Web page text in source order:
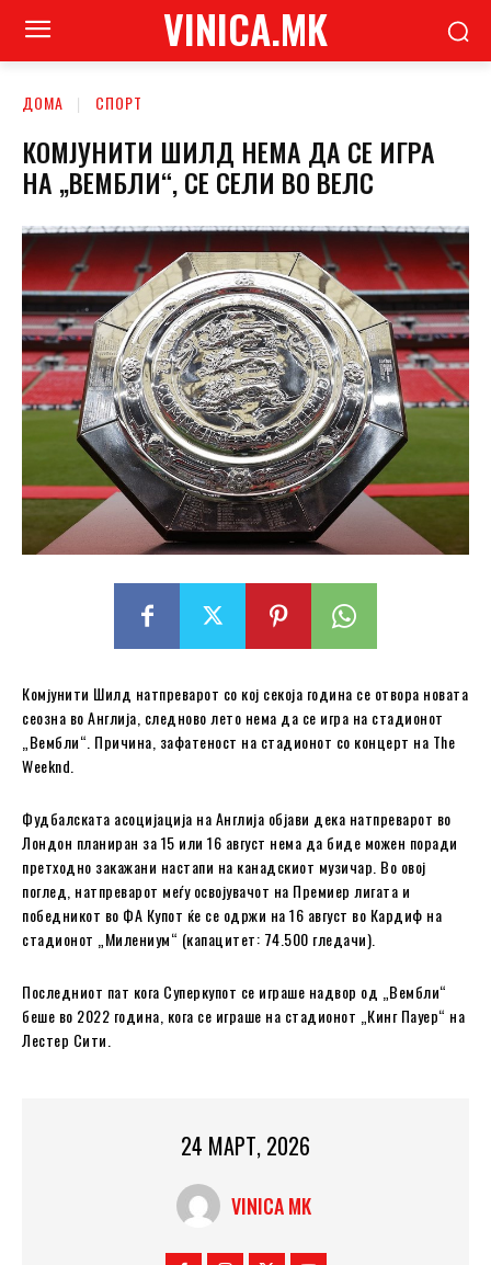
VINICA.MK
ДОМА СПОРТ
КОМЈУНИТИ ШИЛД НЕМА ДА СЕ ИГРА
НА „ВЕМБЛИ“, СЕ СЕЛИ ВО ВЕЛС
Комјунити Шилд натпреварот со кој секоја година се отвора новата
сеозна во Англија, следново лето нема да се игра на стадионот
„Вембли“. Причина, зафатеност на стадионот со концерт на The
Weeknd.
Фудбалската асоцијација на Англија објави дека натпреварот во
Лондон планиран за 15 или 16 август нема да биде можен поради
претходно закажани настапи на канадскиот музичар. Во овој
поглед, натпреварот меѓу освојувачот на Премиер лигата и
победникот во ФА Купот ќе се одржи на 16 август во Кардиф на
стадионот „Милениум“ (капацитет: 74.500 гледачи).
Последниот пат кога Суперкупот се играше надвор од „Вембли“
беше во 2022 година, кога се играше на стадионот „Кинг Пауер“ на
Лестер Сити.
24 МАРТ, 2026
VINICA MK